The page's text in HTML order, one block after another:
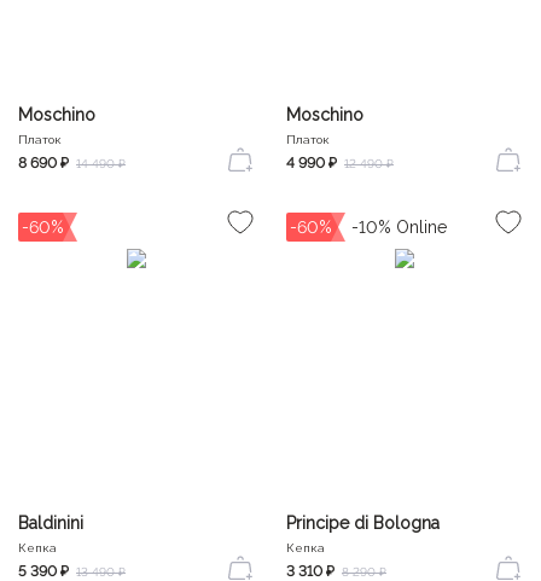
Moschino
Платок
8 690 ₽ 14 490 ₽
Moschino
Платок
4 990 ₽ 12 490 ₽
-60%
Baldinini
Кепка
5 390 ₽ 13 490 ₽
-60%
Principe di Bologna
Кепка
3 310 ₽ 8 290 ₽